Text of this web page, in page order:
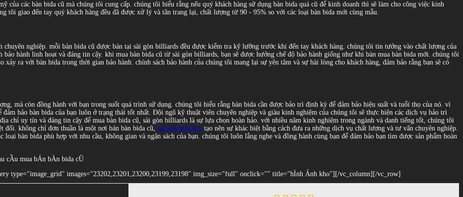
các bàn bida cũ mà chúng tôi cung cấp. chúng tôi hiểu rằng nếu quý khách hàng sử dụng bàn bida quá cũ để kinh doanh thì sẽ làm cho công việc kinh
tôi giao đến tay quý khách hàng đều đã được xử lý và tân trang lại, chất lượng từ 90 - 95% so với các loại bàn bida mới cùng mẫu.
chuyên nghiệp. mỗi bàn bida cũ được bán tại sài gòn billiards đều được kiểm tra kỹ lưỡng trước khi đến tay khách hàng. chúng tôi tin tưởng vào chất lượng của
bảo hành linh hoạt và đáng tin cậy. khi mua bàn bida cũ từ sài gòn billiards, bạn sẽ được hưởng chế độ bảo hành giống như khi bàn mua bàn bida mới. chúng tôi
xảy ra với bàn bida trong thời gian bảo hành. chính sách bảo hành của chúng tôi mang lại sự yên tâm và sự hài lòng cho khách hàng, đảm bảo rằng bạn sẽ có
mà còn đồng hành với bạn trong suốt quá trình sử dụng. chúng tôi hiểu rằng bàn bida cần được bảo trì định kỳ để đảm bảo hiệu suất và tuổi thọ của nó. vì
bảo bàn bida của bạn luôn ở trạng thái tốt nhất. Đội ngũ kỹ thuật viên chuyên nghiệp và giàu kinh nghiệm của chúng tôi sẽ thực hiện các dịch vụ bảo trì
chỉ uy tín và đáng tin cậy để mua bàn bida cũ, sài gòn billiards là sự lựa chọn hoàn hảo. với nhiều năm kinh nghiệm trong ngành và danh tiếng tốt, chúng tôi
đối. không chỉ đơn thuần là một nơi bán bàn bida cũ, sài gòn billiards tạo nên sự khác biệt bằng cách đưa ra những dịch vụ chất lượng và tư vấn chuyên nghiệp.
bàn bida phù hợp với nhu cầu, không gian và ngân sách của bạn. chúng tôi luôn lắng nghe và đồng hành cùng bạn để đảm bảo bạn tìm được sản phẩm hoàn
cẦu mua bÁn bÀn bida cŨ
type="image_grid" images="23202,23201,23200,23199,23198" img_size="full" onclick="" title="hÌnh Ảnh kho"][/vc_column][/vc_row]